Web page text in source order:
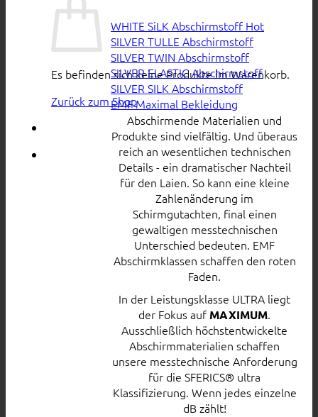
Es befinden sich keine Produkte im Warenkorb.
Zurück zum Shop
WHITE SiLK Abschirmstoff
SILVER TULLE Abschirmstoff
SILVER TWIN Abschirmstoff
SILVER ELASTIC Abschirmstoff
SILVER SILK Abschirmstoff
EMF Maximal Bekleidung
Abschirmende Materialien und
Produkte sind vielfältig. Und überaus
reich an wesentlichen technischen
Details - ein dramatischer Nachteil
für den Laien. So kann eine kleine
Zahlenänderung im
Schirmgutachten, final einen
gewaltigen messtechnischen
Unterschied bedeuten. EMF
Abschirmklassen schaffen den roten
Faden.
In der Leistungsklasse ULTRA liegt
der Fokus auf MAXIMUM.
Ausschließlich höchstentwickelte
Abschirmmaterialien schaffen
unsere messtechnische Anforderung
für die SFERICS® ultra
Klassifizierung. Wenn jedes einzelne
dB zählt!